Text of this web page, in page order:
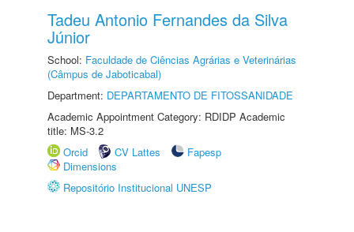
Tadeu Antonio Fernandes da Silva
Júnior
School: Faculdade de Ciências Agrárias e Veterinárias
(Câmpus de Jaboticabal)
Department: DEPARTAMENTO DE FITOSSANIDADE
Academic Appointment Category: RDIDP Academic
title: MS-3.2
Orcid
CV Lattes
Fapesp
Dimensions
Repositório Institucional UNESP